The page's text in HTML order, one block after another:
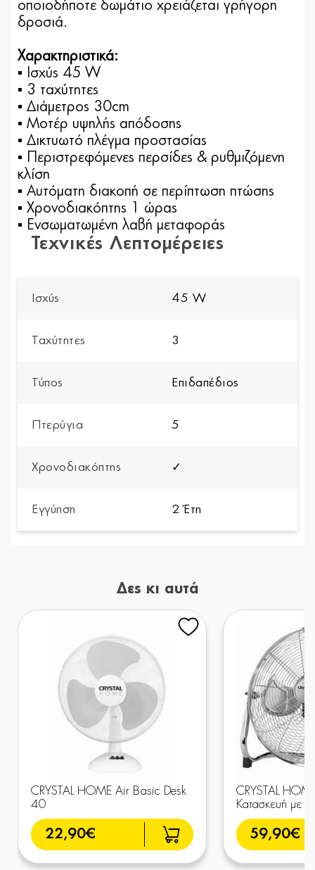
οποιοδήποτε δωμάτιο χρειάζεται γρήγορη
δροσιά.
Χαρακτηριστικά:
▪ Ισχύς 45 W
▪ 3 ταχύτητες
▪ Διάμετρος 30cm
▪ Μοτέρ υψηλής απόδοσης
▪ Δικτυωτό πλέγμα προστασίας
▪ Περιστρεφόμενες περσίδες & ρυθμιζόμενη
κλίση
▪ Αυτόματη διακοπή σε περίπτωση πτώσης
▪ Χρονοδιακόπτης 1 ώρας
▪ Ενσωματωμένη λαβή μεταφοράς
Τεχνικές Λεπτομέρειες
Ισχύς 45 W
Ταχύτητες 3
Τύπος Επιδαπέδιος
Πτερύγια 5
Χρονοδιακόπτης ✓
Εγγύηση 2 Έτη
Δες κι αυτά
CRYSTAL HOME Air Basic Desk
40
22,90€
CRYSTAL
Κατασκευή με
59,90€